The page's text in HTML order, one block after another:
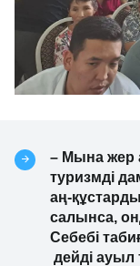
– Мына жер
туризмді
аң-
салынса,
Себебі
дейді